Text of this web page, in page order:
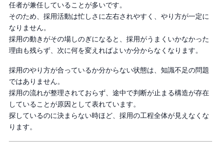
任者が兼任していることが多いです。
そのため、採用活動は忙しさに左右されやすく、やり方が一定に
なりません。
採用の動きがその場しのぎになると、採用がうまくいかなかった
理由も残らず、次に何を変えればよいか分からなくなります。
採用のやり方が合っているか分からない状態は、知識不足の問題
ではありません。
採用の流れが整理されておらず、途中で判断が止まる構造が存在
していることが原因として表れています。
探しているのに決まらない時ほど、採用の工程全体が見えなくな
ります。